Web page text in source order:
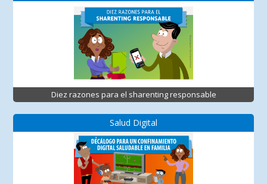
Diez razones para el sharenting responsable
Salud Digital